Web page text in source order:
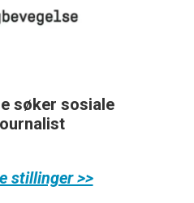
søker sosiale
stillinger >>